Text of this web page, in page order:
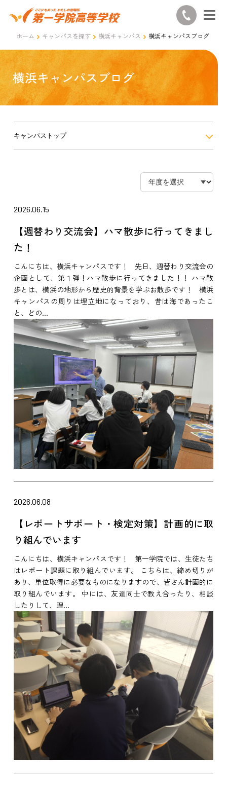
ホーム キャンパスを探す 横浜キャンパス 横浜キャンパスブログ
横浜キャンパスブログ
キャンパストップ
2026.06.15
【週替わり交流会】ハマ散歩に行ってきまし
た！
こんにちは、横浜キャンパスです！ 先日、週替わり交流会の
企画として、第１弾！ハマ散歩に行ってきました！！ ハマ散
歩とは、横浜の地形から歴史的背景を学ぶお散歩です！ 横浜
キャンパスの周りは埋立地になっており、昔は海であったこ
と、どの...
2026.06.08
【レポートサポート・検定対策】計画的に取
り組んでいます
こんにちは、横浜キャンパスです！ 第一学院では、生徒たち
はレポート課題に取り組んでいます。 こちらは、締め切りが
あり、単位取得に必要なものになりますので、皆さん計画的に
取り組んでいます。 中には、友達同士で教え合ったり、相談
したりして、理...